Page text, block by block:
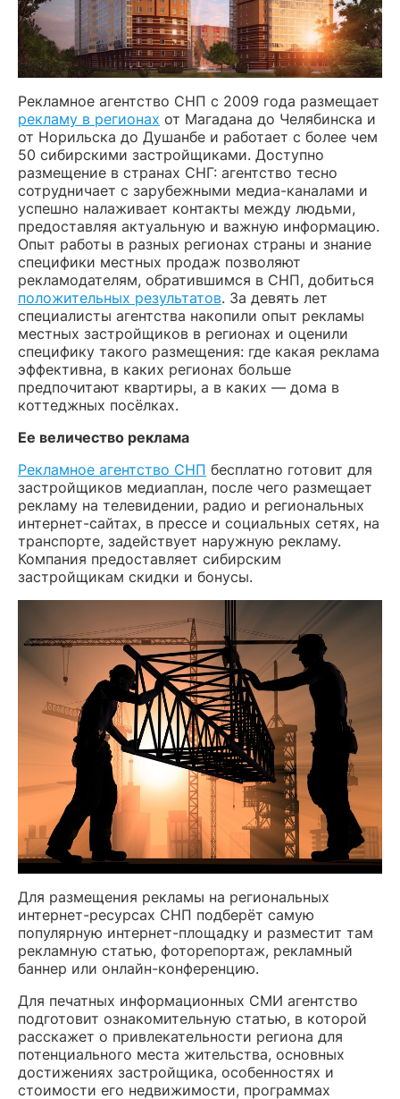
Рекламное агентство СНП с 2009 года размещает
рекламу в регионах от Магадана до Челябинска и
от Норильска до Душанбе и работает с более чем
50 сибирскими застройщиками. Доступно
размещение в странах СНГ: агентство тесно
сотрудничает с зарубежными медиа-каналами и
успешно налаживает контакты между людьми,
предоставляя актуальную и важную информацию.
Опыт работы в разных регионах страны и знание
специфики местных продаж позволяют
рекламодателям, обратившимся в СНП, добиться
положительных результатов. За девять лет
специалисты агентства накопили опыт рекламы
местных застройщиков в регионах и оценили
специфику такого размещения: где какая реклама
эффективна, в каких регионах больше
предпочитают квартиры, а в каких — дома в
коттеджных посёлках.
Ее величество реклама
Рекламное агентство СНП бесплатно готовит для
застройщиков медиаплан, после чего размещает
рекламу на телевидении, радио и региональных
интернет-сайтах, в прессе и социальных сетях, на
транспорте, задействует наружную рекламу.
Компания предоставляет сибирским
застройщикам скидки и бонусы.
Для размещения рекламы на региональных
интернет-ресурсах СНП подберёт самую
популярную интернет-площадку и разместит там
рекламную статью, фоторепортаж, рекламный
баннер или онлайн-конференцию.
Для печатных информационных СМИ агентство
подготовит ознакомительную статью, в которой
расскажет о привлекательности региона для
потенциального места жительства, основных
достижениях застройщика, особенностях и
стоимости его недвижимости, программах